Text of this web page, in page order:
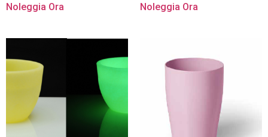
Noleggia Ora Noleggia Ora